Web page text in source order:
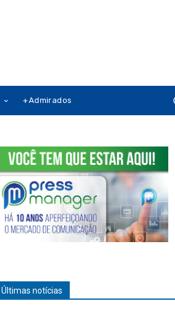
+Admirados
Últimas notícias